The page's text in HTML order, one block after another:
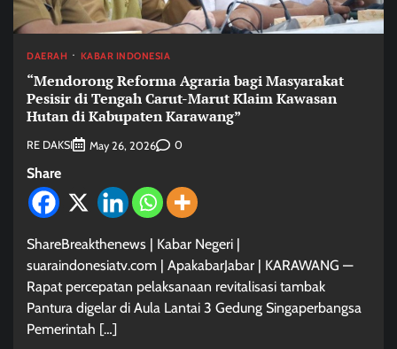
DAERAH KABAR INDONESIA
“Mendorong Reforma Agraria bagi Masyarakat
Pesisir di Tengah Carut-Marut Klaim Kawasan
Hutan di Kabupaten Karawang”
RE DAKSI May 26, 2026 0
Share
ShareBreakthenews | Kabar Negeri |
suaraindonesiatv.com | ApakabarJabar | KARAWANG —
Rapat percepatan pelaksanaan revitalisasi tambak
Pantura digelar di Aula Lantai 3 Gedung Singaperbangsa
Pemerintah […]